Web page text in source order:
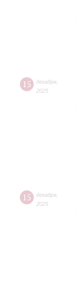
15 декабря
2025
15 декабря
2025